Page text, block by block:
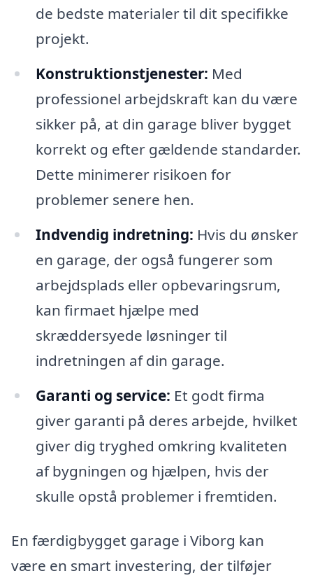
de bedste materialer til dit specifikke
projekt.
Konstruktionstjenester: Med
professionel arbejdskraft kan du være
sikker på, at din garage bliver bygget
korrekt og efter gældende standarder.
Dette minimerer risikoen for
problemer senere hen.
Indvendig indretning: Hvis du ønsker
en garage, der også fungerer som
arbejdsplads eller opbevaringsrum,
kan firmaet hjælpe med
skræddersyede løsninger til
indretningen af din garage.
Garanti og service: Et godt firma
giver garanti på deres arbejde, hvilket
giver dig tryghed omkring kvaliteten
af bygningen og hjælpen, hvis der
skulle opstå problemer i fremtiden.
En færdigbygget garage i Viborg kan
være en smart investering, der tilføjer